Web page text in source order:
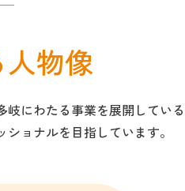
物像
にわたる事業を展開してい
ョナルを目指しています。